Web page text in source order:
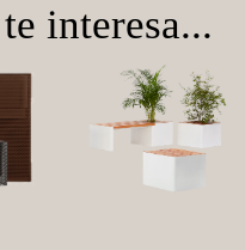
interesa...